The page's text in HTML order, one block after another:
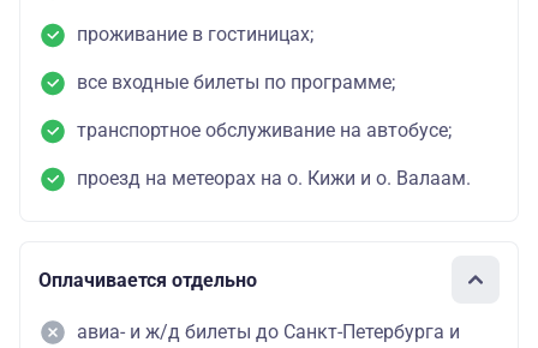
проживание в гостиницах;
все входные билеты по программе;
транспортное обслуживание на автобусе;
проезд на метеорах на о. Кижи и о. Валаам.
Оплачивается отдельно
авиа- и ж/д билеты до Санкт-Петербурга и